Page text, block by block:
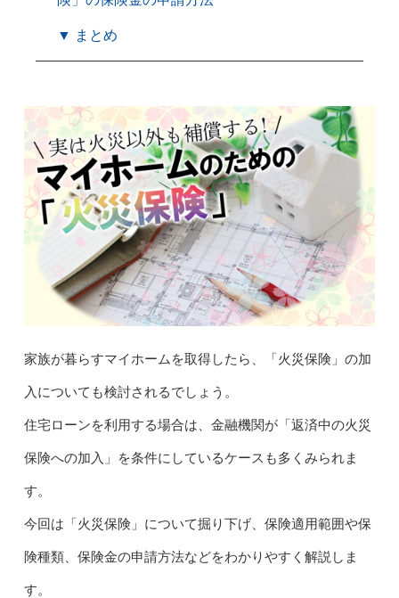
▼ まとめ
家族が暮らすマイホームを取得したら、「火災保険」の加
入についても検討されるでしょう。
住宅ローンを利用する場合は、金融機関が「返済中の火災
保険への加入」を条件にしているケースも多くみられま
す。
今回は「火災保険」について掘り下げ、保険適用範囲や保
険種類、保険金の申請方法などをわかりやすく解説しま
す。